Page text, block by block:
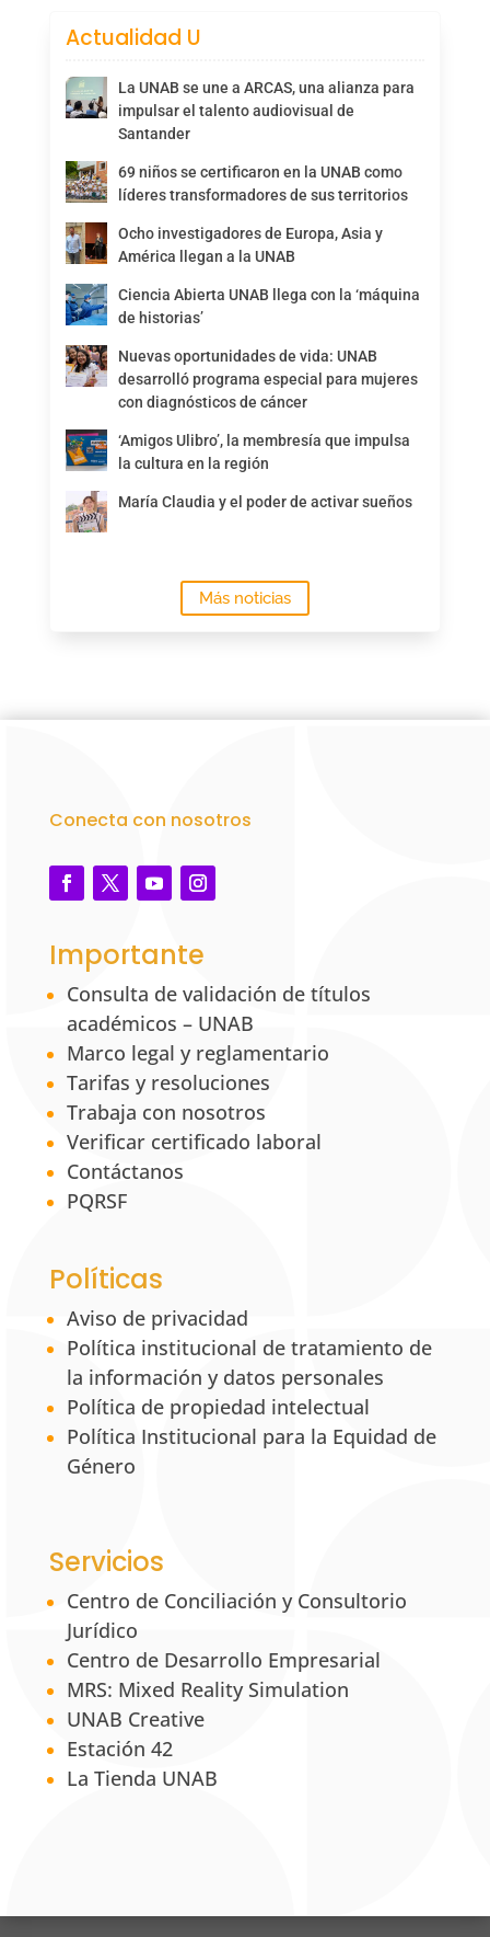
Actualidad U
La UNAB se une a ARCAS, una alianza para
impulsar el talento audiovisual de
Santander
69 niños se certificaron en la UNAB como
líderes transformadores de sus territorios
Ocho investigadores de Europa, Asia y
América llegan a la UNAB
Ciencia Abierta UNAB llega con la ‘máquina
de historias’
Nuevas oportunidades de vida: UNAB
desarrolló programa especial para mujeres
con diagnósticos de cáncer
‘Amigos Ulibro’, la membresía que impulsa
la cultura en la región
María Claudia y el poder de activar sueños
Más noticias
Conecta con nosotros
Importante
Consulta de validación de títulos
académicos – UNAB
Marco legal y reglamentario
Tarifas y resoluciones
Trabaja con nosotros
Verificar certificado laboral
Contáctanos
PQRSF
Políticas
Aviso de privacidad
Política institucional de tratamiento de
la información y datos personales
Política de propiedad intelectual
Política Institucional para la Equidad de
Género
Servicios
Centro de Conciliación y Consultorio
Jurídico
Centro de Desarrollo Empresarial
MRS: Mixed Reality Simulation
UNAB Creative
Estación 42
La Tienda UNAB